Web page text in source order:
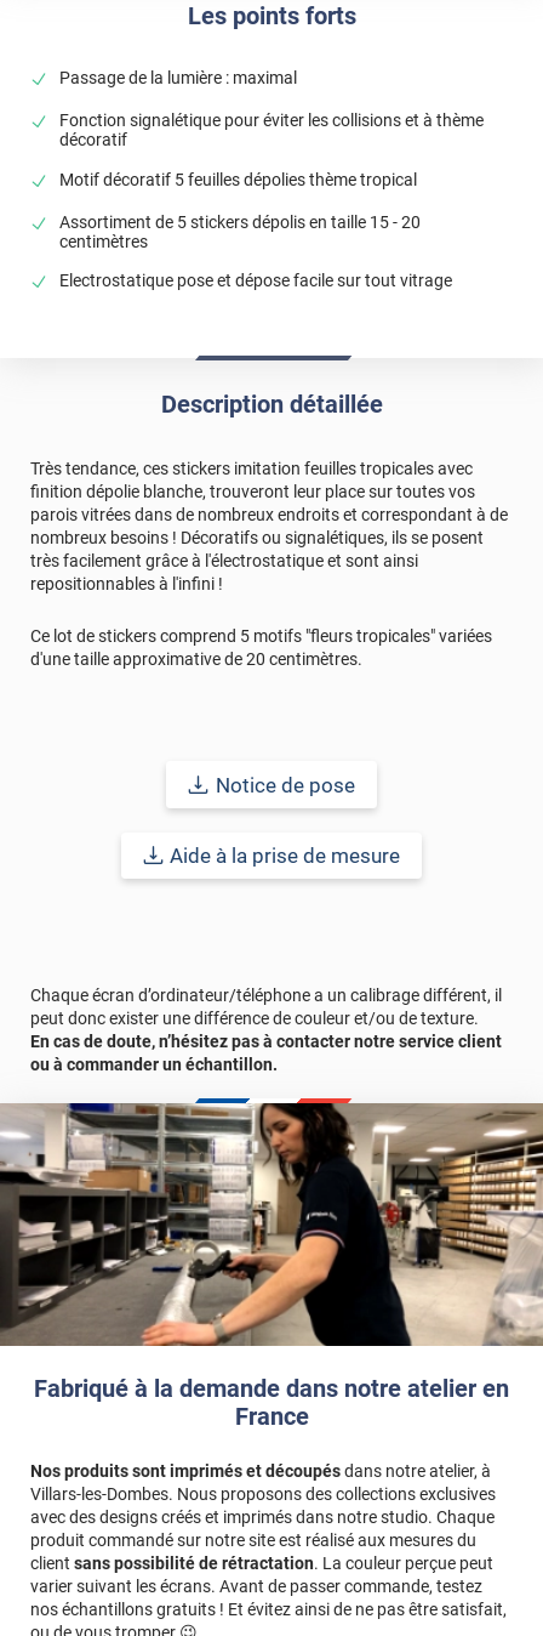
Les points forts
Passage de la lumière : maximal
Fonction signalétique pour éviter les collisions et à thème
décoratif
Motif décoratif 5 feuilles dépolies thème tropical
Assortiment de 5 stickers dépolis en taille 15 - 20
centimètres
Electrostatique pose et dépose facile sur tout vitrage
Fabriqué à la demande dans notre atelier en
France
Nos produits sont imprimés et découpésdans notre atelier, à
Villars-les-Dombes. Nous proposons des collections exclusives
avec des designs créés et imprimés dans notre studio. Chaque
produit commandé sur notre site est réalisé aux mesures du
client sans possibilité de rétractation. La couleur perçue peut
varier suivant les écrans. Avant de passer commande, testez
nos échantillons gratuits ! Et évitez ainsi de ne pas être satisfait,
Description détaillée
Très tendance, ces stickers imitation feuilles tropicales avec
finition dépolie blanche, trouveront leur place sur toutes vos
parois vitrées dans de nombreux endroits et correspondant à de
nombreux besoins ! Décoratifs ou signalétiques, ils se posent
très facilement grâce à l'électrostatique et sont ainsi
repositionnables à l'infini !
Ce lot de stickers comprend 5 motifs "fleurs tropicales" variées
d'une taille approximative de 20 centimètres.
Notice de pose
Aide à la prise de mesure
Chaque écran d’ordinateur/téléphone a un calibrage différent, il
peut donc exister une différence de couleur et/ou de texture.
En cas de doute, n’hésitez pas à contacter notre service client
ou à commander un échantillon.